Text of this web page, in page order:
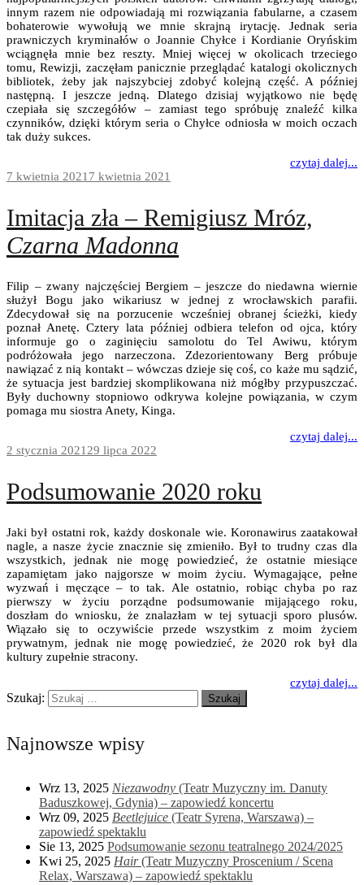
innym razem nie odpowiadają mi rozwiązania fabularne, a czasem
bohaterowie wywołują we mnie skrajną irytację. Jednak seria
prawniczych kryminałów o Joannie Chyłce i Kordianie Oryńskim
wciągnęła mnie bez reszty. Mniej więcej w okolicach trzeciego
tomu, Rewizji, zaczęłam panicznie przeglądać katalogi okolicznych
bibliotek, żeby jak najszybciej zdobyć kolejną część. A później
następną. I jeszcze jedną. Dlatego dzisiaj wyjątkowo nie będę
czepiała się szczegółów – zamiast tego spróbuję znaleźć kilka
czynników, dzięki którym seria o Chyłce odniosła w moich oczach
tak duży sukces.
czytaj dalej...
7 kwietnia 2021 7 kwietnia 2021
Imitacja zła – Remigiusz Mróz,
Czarna Madonna
Filip – zwany najczęściej Bergiem – jeszcze do niedawna wiernie
służył Bogu jako wikariusz w jednej z wrocławskich parafii.
Zdecydował się na porzucenie wcześniej obranej ścieżki, kiedy
poznał Anetę. Cztery lata później odbiera telefon od ojca, który
informuje go o zaginięciu samolotu do Tel Awiwu, którym
podróżowała jego narzeczona. Zdezorientowany Berg próbuje
nawiązać z nią kontakt – wówczas dzieje się coś, co każe mu sądzić,
że sytuacja jest bardziej skomplikowana niż mógłby przypuszczać.
Były duchowny stopniowo odkrywa kolejne powiązania, w czym
pomaga mu siostra Anety, Kinga.
czytaj dalej...
2 stycznia 2021 29 lipca 2022
Podsumowanie 2020 roku
Jaki był ostatni rok, każdy doskonale wie. Koronawirus zaatakował
nagle, a nasze życie znacznie się zmieniło. Był to trudny czas dla
wszystkich, jednak nie mogę powiedzieć, że ostatnie miesiące
zapamiętam jako najgorsze w moim życiu. Wymagające, pełne
wyzwań i męczące – to tak. Ale ostatnio, robiąc chyba po raz
pierwszy w życiu porządne podsumowanie mijającego roku,
doszłam do wniosku, że znalazłam w tej sytuacji sporo plusów.
Wiązało się to oczywiście przede wszystkim z moim życiem
prywatnym, jednak nie mogę powiedzieć, że 2020 rok był dla
kultury zupełnie stracony.
czytaj dalej...
Szukaj:
Najnowsze wpisy
Wrz 13, 2025 Niezawodny (Teatr Muzyczny im. Danuty
Baduszkowej, Gdynia) – zapowiedź koncertu
Wrz 09, 2025 Beetlejuice (Teatr Syrena, Warszawa) –
zapowiedź spektaklu
Sie 13, 2025 Podsumowanie sezonu teatralnego 2024/2025
Kwi 25, 2025 Hair(Teatr Muzyczny Proscenium / Scena
Relax, Warszawa) – zapowiedź spektaklu